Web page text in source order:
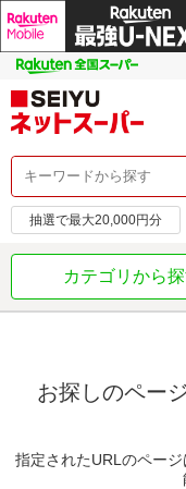
抽選で最大20,000円分
カテゴリから
お探しのペー
指定されたURLのペー